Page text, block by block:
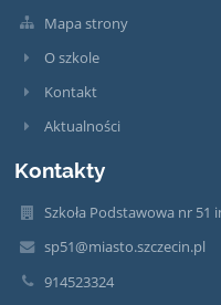
Mapa strony
O szkole
Kontakt
Aktualności
Kontakty
Szkoła Podstawowa nr 51
sp51@miasto.szczecin.pl
914523324